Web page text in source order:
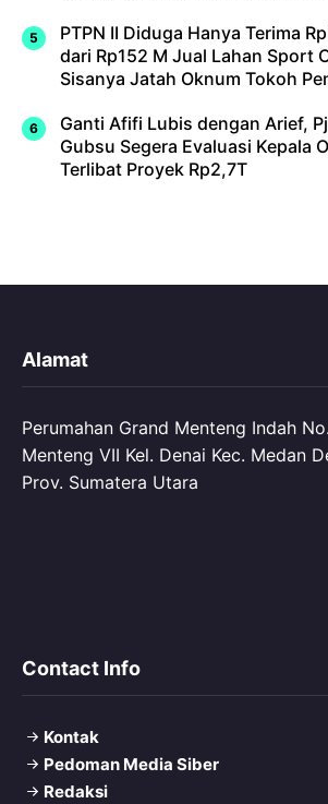
PTPN II Diduga Hanya Terima
dari Rp152 M Jual Lahan Sport
Sisanya Jatah Oknum Tokoh
Ganti Afifi Lubis dengan Arief, Pj
Gubsu Segera Evaluasi Kepala
Terlibat Proyek Rp2,7T
Alamat
Perumahan Grand Menteng Indah
Menteng VII Kel. Denai Kec. Medan
Prov. Sumatera Utara
Contact Info
Kontak
Pedoman Media Siber
Redaksi